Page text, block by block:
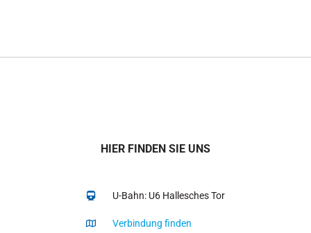
HIER FINDEN SIE UNS
U-Bahn: U6 Hallesches Tor
Verbindung finden